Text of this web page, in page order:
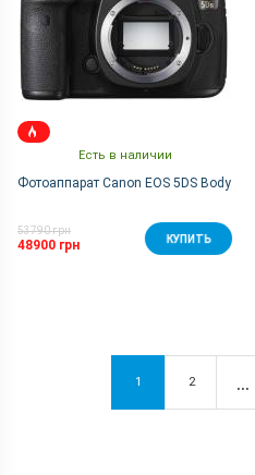
Есть в наличии
Фотоаппарат Canon EOS 5DS Body
53790 грн
48900 грн КУПИТЬ
1 2